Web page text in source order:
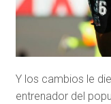
Y los cambios le
entrenador del